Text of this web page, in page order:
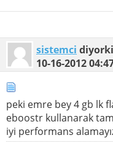
sistemci
10-16-2012
peki emre bey 4 gb lk
eboostr kullanarak
iyi performans